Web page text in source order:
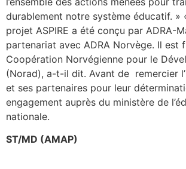
durablement notre système éducatif. »
projet ASPIRE a été conçu par ADRA-
partenariat avec ADRA Norvège. Il est
Coopération Norvégienne pour le
(Norad), a-t-il dit. Avant de remercier
et ses partenaires pour leur
engagement auprès du ministère de
nationale.
ST/MD (AMAP)